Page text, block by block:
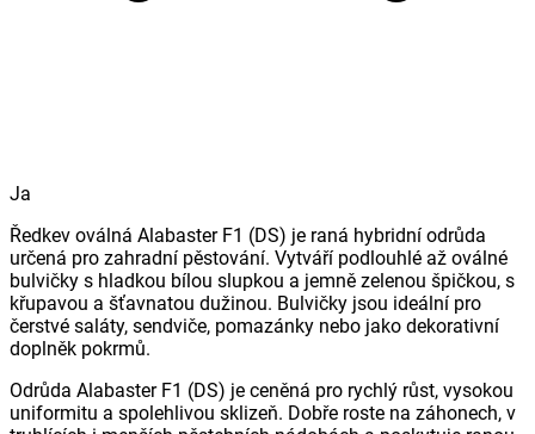
Ja
Ředkev oválná Alabaster F1 (DS) je raná hybridní odrůda
určená pro zahradní pěstování. Vytváří podlouhlé až oválné
bulvičky s hladkou bílou slupkou a jemně zelenou špičkou, s
křupavou a šťavnatou dužinou. Bulvičky jsou ideální pro
čerstvé saláty, sendviče, pomazánky nebo jako dekorativní
doplněk pokrmů.
Odrůda Alabaster F1 (DS) je ceněná pro rychlý růst, vysokou
uniformitu a spolehlivou sklizeň. Dobře roste na záhonech, v